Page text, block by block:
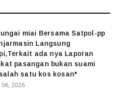
miai Bersama Satpol-pp
Langsung
ada nya Laporan
pasangan bukan suami
satu kos kosan*
2026